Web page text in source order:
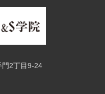
門2丁目9-24